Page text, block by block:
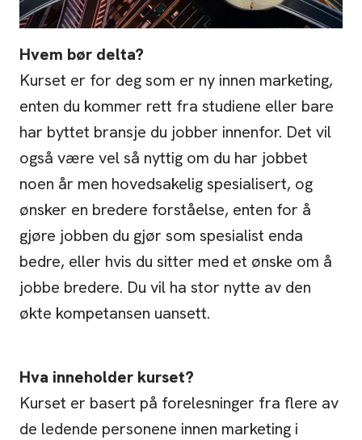
Hvem bør delta?
Kurset er for deg som er ny innen marketing,
enten du kommer rett fra studiene eller bare
har byttet bransje du jobber innenfor. Det vil
også være vel så nyttig om du har jobbet
noen år men hovedsakelig spesialisert, og
ønsker en bredere forståelse, enten for å
gjøre jobben du gjør som spesialist enda
bedre, eller hvis du sitter med et ønske om å
jobbe bredere. Du vil ha stor nytte av den
økte kompetansen uansett.
Hva inneholder kurset?
Kurset er basert på forelesninger fra flere av
de ledende personene innen marketing i